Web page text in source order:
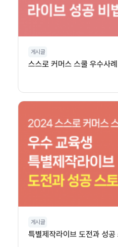
게시글
스스로 커머스 스쿨 우수사
게시글
특별제작라이브 도전과 성공